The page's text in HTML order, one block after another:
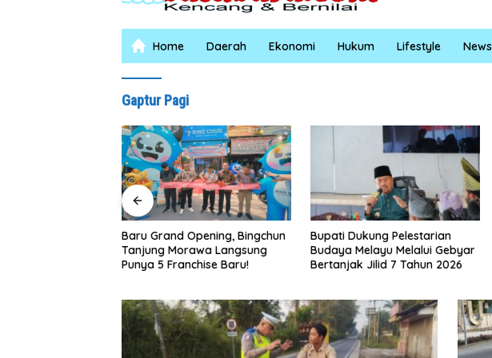
Home Daerah Ekonomi Hukum Lifestyle News
Gaptur Pagi
Bupati Dukung Pelestarian
Budaya Melayu Melalui Gebyar
Bertanjak Jilid 7 Tahun 2026
Sebelumnya Berlantaikan
Tanah Beralaskan Tikar, Kini
Ibu Paijem Nikmati Lantai
0208/Asahan